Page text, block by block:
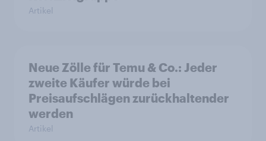
Artikel
Neue Zölle für Temu & Co.: Jeder
zweite Käufer würde bei
Preisaufschlägen zurückhaltender
werden
Artikel